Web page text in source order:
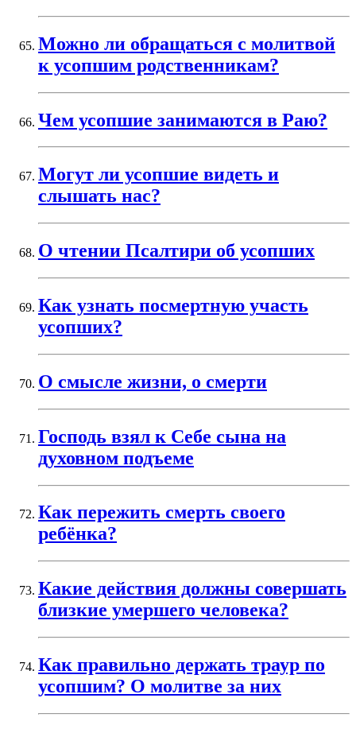
Можно ли обращаться с молитвой
к усопшим родственникам?
Чем усопшие занимаются в Раю?
Могут ли усопшие видеть и
слышать нас?
О чтении Псалтири об усопших
Как узнать посмертную участь
усопших?
О смысле жизни, о смерти
Господь взял к Себе сына на
духовном подъеме
Как пережить смерть своего
ребёнка?
Какие действия должны совершать
близкие умершего человека?
Как правильно держать траур по
усопшим? О молитве за них